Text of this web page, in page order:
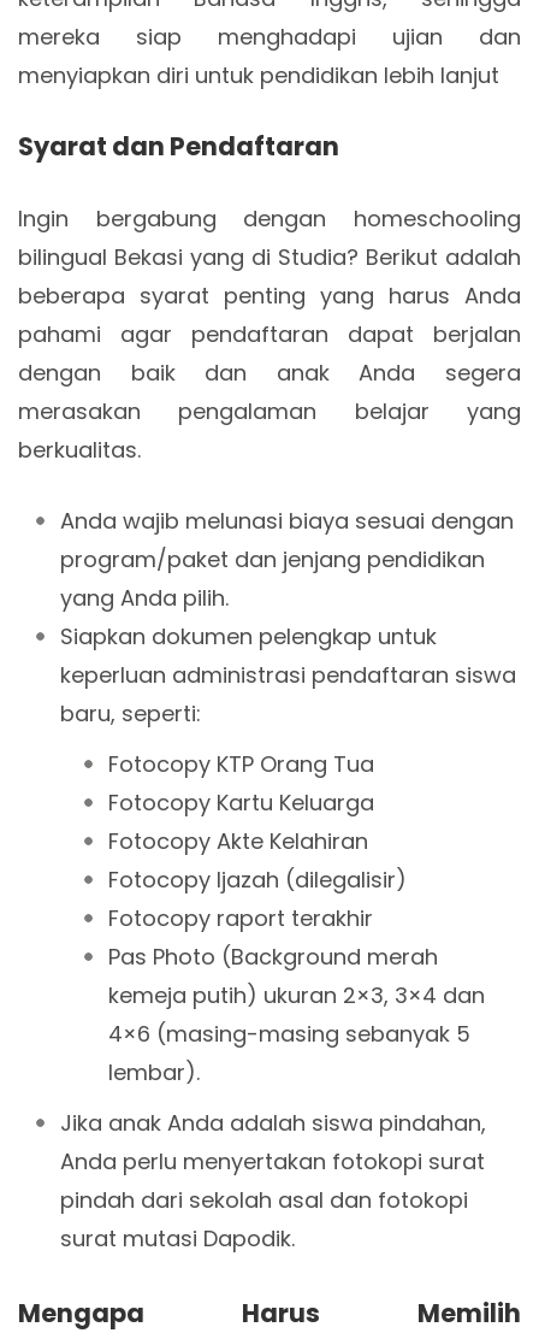
mereka siap menghadapi ujian dan
menyiapkan diri untuk pendidikan lebih lanjut
Syarat dan Pendaftaran
Ingin bergabung dengan homeschooling
bilingual Bekasi yang di Studia? Berikut adalah
beberapa syarat penting yang harus Anda
pahami agar pendaftaran dapat berjalan
dengan baik dan anak Anda segera
merasakan pengalaman belajar yang
berkualitas.
Anda wajib melunasi biaya sesuai dengan
program/paket dan jenjang pendidikan
yang Anda pilih.
Siapkan dokumen pelengkap untuk
keperluan administrasi pendaftaran siswa
baru, seperti:
Fotocopy KTP Orang Tua
Fotocopy Kartu Keluarga
Fotocopy Akte Kelahiran
Fotocopy Ijazah (dilegalisir)
Fotocopy raport terakhir
Pas Photo (Background merah
kemeja putih) ukuran 2×3, 3×4 dan
4×6 (masing-masing sebanyak 5
lembar).
Jika anak Anda adalah siswa pindahan,
Anda perlu menyertakan fotokopi surat
pindah dari sekolah asal dan fotokopi
surat mutasi Dapodik.
Mengapa Harus Memilih